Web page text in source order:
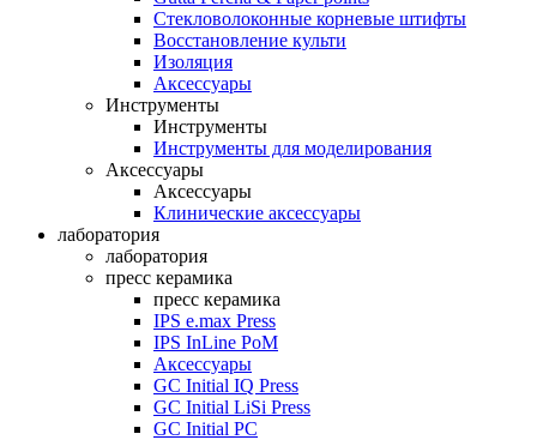
Стекловолоконные корневые штифты
Восстановление культи
Изоляция
Аксессуары
Инструменты
Инструменты
Инструменты для моделирования
Аксессуары
Аксессуары
Клинические аксессуары
лаборатория
лаборатория
пресс керамика
пресс керамика
IPS e.max Press
IPS InLine PoM
Аксессуары
GC Initial IQ Press
GC Initial LiSi Press
GC Initial PC